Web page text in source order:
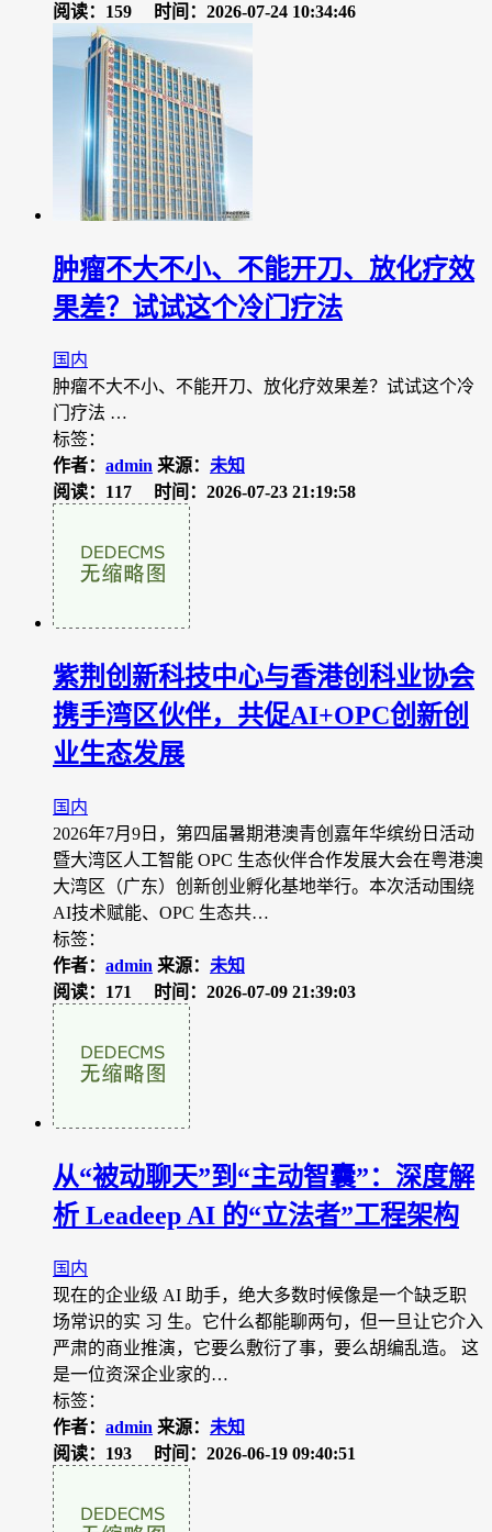
阅读：159
时间：2026-07-24 10:34:46
肿瘤不大不小、不能开刀、放化疗效
果差？试试这个冷门疗法
国内
肿瘤不大不小、不能开刀、放化疗效果差？试试这个冷
门疗法 …
标签：
作者： admin 来源： 未知
阅读：117
时间：2026-07-23 21:19:58
紫荆创新科技中心与香港创科业协会
携手湾区伙伴，共促AI+OPC创新创
业生态发展
国内
2026年7月9日，第四届暑期港澳青创嘉年华缤纷日活动
暨大湾区人工智能 OPC 生态伙伴合作发展大会在粤港澳
大湾区（广东）创新创业孵化基地举行。本次活动围绕
AI技术赋能、OPC 生态共…
标签：
作者： admin 来源： 未知
阅读：171
时间：2026-07-09 21:39:03
从“被动聊天”到“主动智囊”：深度解
析 Leadeep AI 的“立法者”工程架构
国内
现在的企业级 AI 助手，绝大多数时候像是一个缺乏职
场常识的实 习 生。它什么都能聊两句，但一旦让它介入
严肃的商业推演，它要么敷衍了事，要么胡编乱造。 这
是一位资深企业家的…
标签：
作者： admin 来源： 未知
阅读：193
时间：2026-06-19 09:40:51